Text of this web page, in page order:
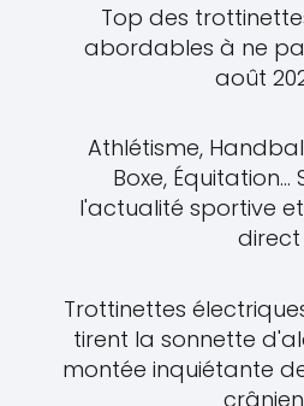
Top des
abordables à ne
août
Athlétisme,
Boxe, Équitation...
l'actualité sportive
direct
Trottinettes
tirent la sonnette
montée inquiétante